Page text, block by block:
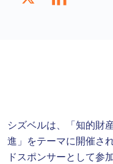
シズベルは、「知的財
進」をテーマに開催さ
ドスポンサーとして参